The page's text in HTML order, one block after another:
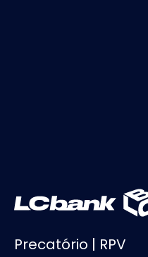
Precatório | RPV